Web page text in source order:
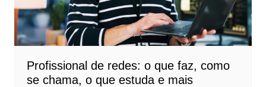
Profissional de redes: o que faz, como
se chama, o que estuda e mais